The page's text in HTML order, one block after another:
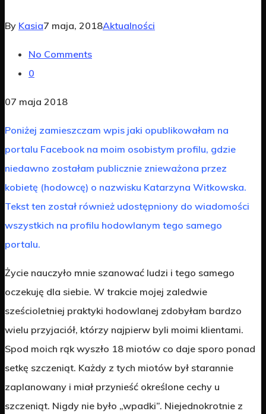
By Kasia7 maja, 2018Aktualności
No Comments
0
07 maja 2018
Poniżej zamieszczam wpis jaki opublikowałam na
portalu Facebook na moim osobistym profilu, gdzie
niedawno zostałam publicznie znieważona przez
kobietę (hodowcę) o nazwisku Katarzyna Witkowska.
Tekst ten został również udostępniony do wiadomości
wszystkich na profilu hodowlanym tego samego
portalu.
Życie nauczyło mnie szanować ludzi i tego samego
oczekuję dla siebie. W trakcie mojej zaledwie
sześcioletniej praktyki hodowlanej zdobyłam bardzo
wielu przyjaciół, którzy najpierw byli moimi klientami.
Spod moich rąk wyszło 18 miotów co daje sporo ponad
setkę szczeniąt. Każdy z tych miotów był starannie
zaplanowany i miał przynieść określone cechy u
szczeniąt. Nigdy nie było „wpadki”. Niejednokrotnie z